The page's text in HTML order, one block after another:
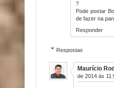
?
Pode postar
de fazer na
Responder
Respostas
Maurício
de 2014 às